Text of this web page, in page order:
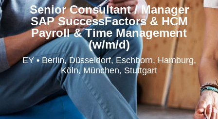
Höre in die EY-Welt rein
EY Careers Spotlight
der Karriere-Podcast
Senior Consultant / Manager
SAP SuccessFactors & HCM
Payroll & Time Management
(w/m/d)
EY • Berlin, Düsseldorf, Eschborn, Hamburg,
Köln, München, Stuttgart